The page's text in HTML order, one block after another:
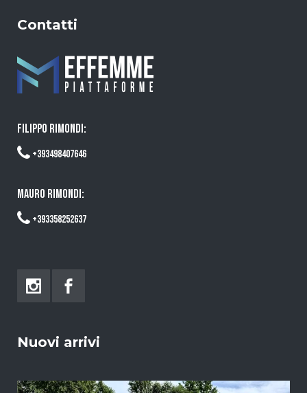
Contatti
FILIPPO RIMONDI:
+393498407646
MAURO RIMONDI:
+393358252637
Nuovi arrivi